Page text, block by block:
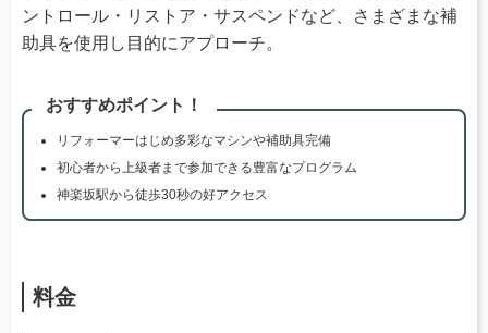
ントロール・リストア・サスペンドなど、さまざまな補
助具を使用し目的にアプローチ。
おすすめポイント！
リフォーマーはじめ多彩なマシンや補助具完備
初心者から上級者まで参加できる豊富なプログラム
神楽坂駅から徒歩30秒の好アクセス
料金